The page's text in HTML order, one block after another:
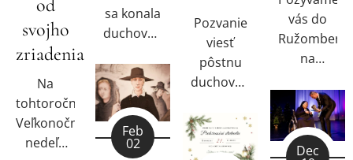
od
svojho
zriadenia
Na
tohtoročnú
Veľkonočnú
nedeľu
sa konala
duchovná
Priateľov
Márie
Wardovej
v Ivanke
pri
Pozvanie
viesť
pôstnu
duchovnú
Slovenskej
vás do
Ružomberka
na
obnovu v
radosti
Vzkriesenia
Feb
02 Dec